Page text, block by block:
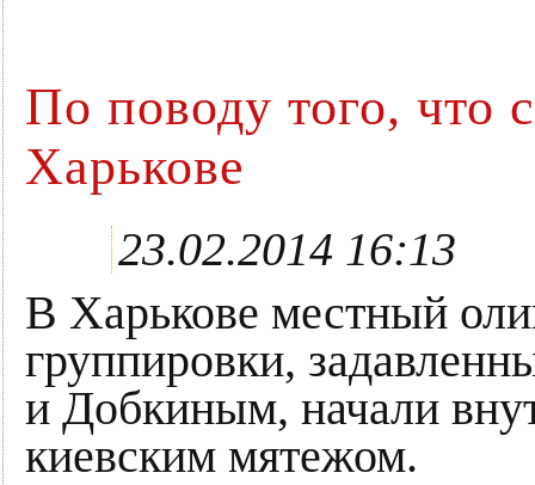
По поводу того, что
Харькове
23.02.2014 16:13
В Харькове местный
группировки,
и Добкиным, начали
киевским мятежом.